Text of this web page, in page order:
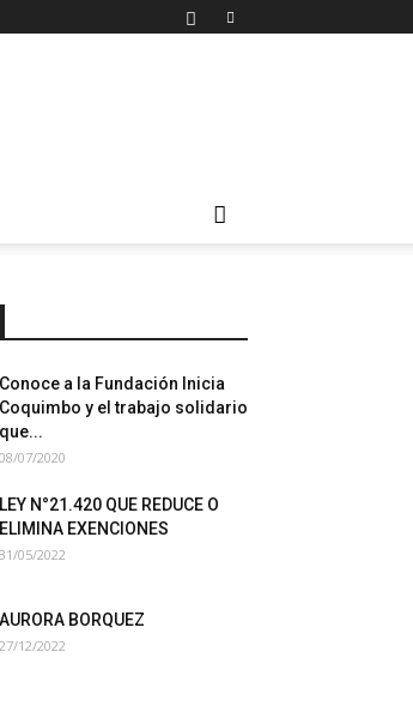
Conoce a la Fundación Inicia
Coquimbo y el trabajo solidario
que...
08/07/2020
LEY N°21.420 QUE REDUCE O
ELIMINA EXENCIONES
31/05/2022
AURORA BORQUEZ
27/12/2022